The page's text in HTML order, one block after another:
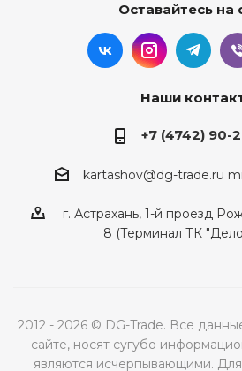
Оставайтесь на
Наши
+7 (4742) 90-
kartashov@dg-trade.ru
г. Астрахань, 1-й проезд
8 (Терминал ТК
2012 - 2026 © DG-Trade. Все
сайте, носят сугубо
являются исчерпывающими.